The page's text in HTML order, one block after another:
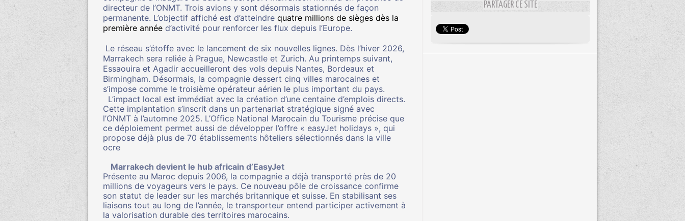
directeur de l’ONMT. Trois avions y sont désormais stationnés de façon
permanente. L’objectif affiché est d’atteindre quatre millions de sièges dès la
première année d’activité pour renforcer les flux depuis l’Europe.
Le réseau s’étoffe avec le lancement de six nouvelles lignes. Dès l’hiver 2026,
Marrakech sera reliée à Prague, Newcastle et Zurich. Au printemps suivant,
Essaouira et Agadir accueilleront des vols depuis Nantes, Bordeaux et
Birmingham. Désormais, la compagnie dessert cinq villes marocaines et
s’impose comme le troisième opérateur aérien le plus important du pays.
L’impact local est immédiat avec la création d’une centaine d’emplois directs.
Cette implantation s’inscrit dans un partenariat stratégique signé avec
l’ONMT à l’automne 2025. L’Office National Marocain du Tourisme précise que
ce déploiement permet aussi de développer l’offre « easyJet holidays », qui
propose déjà plus de 70 établissements hôteliers sélectionnés dans la ville
ocre
Marrakech devient le hub africain d’EasyJet
Présente au Maroc depuis 2006, la compagnie a déjà transporté près de 20
millions de voyageurs vers le pays. Ce nouveau pôle de croissance confirme
son statut de leader sur les marchés britannique et suisse. En stabilisant ses
liaisons tout au long de l’année, le transporteur entend participer activement à
la valorisation durable des territoires marocains.
PARTAGER CE SITE